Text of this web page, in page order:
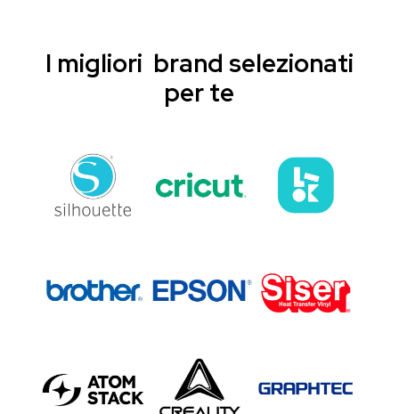
I migliori brand selezionati
per te